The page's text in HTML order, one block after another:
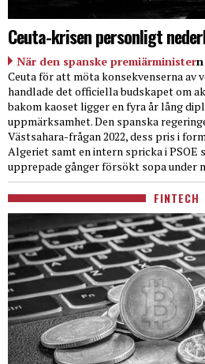
Ceuta-krisen personligt
När den spanske premiärministern
Ceuta för att möta konsekvenserna av
handlade det officiella budskapet om
bakom kaoset ligger en fyra år lång
uppmärksamhet. Den spanska
Västsahara-frågan 2022, dess pris i
Algeriet samt en intern spricka i PSOE
upprepade gånger försökt sopa under
FINTECH